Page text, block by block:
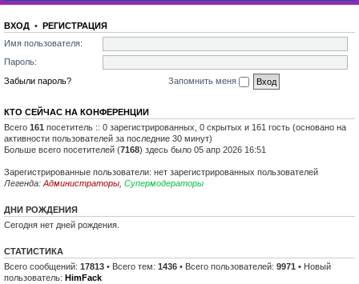
ВХОД • РЕГИСТРАЦИЯ
Имя пользователя:
Пароль:
Забыли пароль?
Запомнить меня
КТО СЕЙЧАС НА КОНФЕРЕНЦИИ
Всего 161 посетитель :: 0 зарегистрированных, 0 скрытых и 161 гость (основано на
активности пользователей за последние 30 минут)
Больше всего посетителей (7168) здесь было 05 апр 2026 16:51
Зарегистрированные пользователи: нет зарегистрированных пользователей
Легенда: Администраторы Супермодераторы
ДНИ РОЖДЕНИЯ
Сегодня нет дней рождения.
СТАТИСТИКА
Всего сообщений: 17813 • Всего тем: 1436 • Всего пользователей: 9971 • Новый
пользователь: HimFack